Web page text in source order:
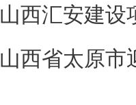
山西汇安建设
山西省太原市